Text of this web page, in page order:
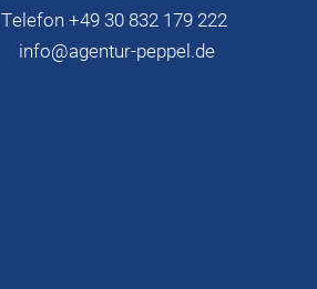
Telefon +49 30 832 179 222
info@agentur-peppel.de